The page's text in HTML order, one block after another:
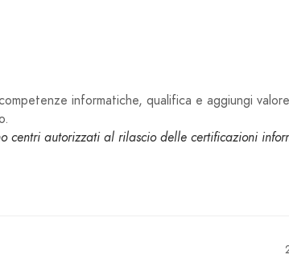
informatiche, qualifica e aggiungi
centri autorizzati al rilascio delle certificazioni